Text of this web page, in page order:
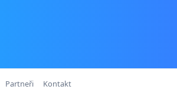
Partneři Kontakt